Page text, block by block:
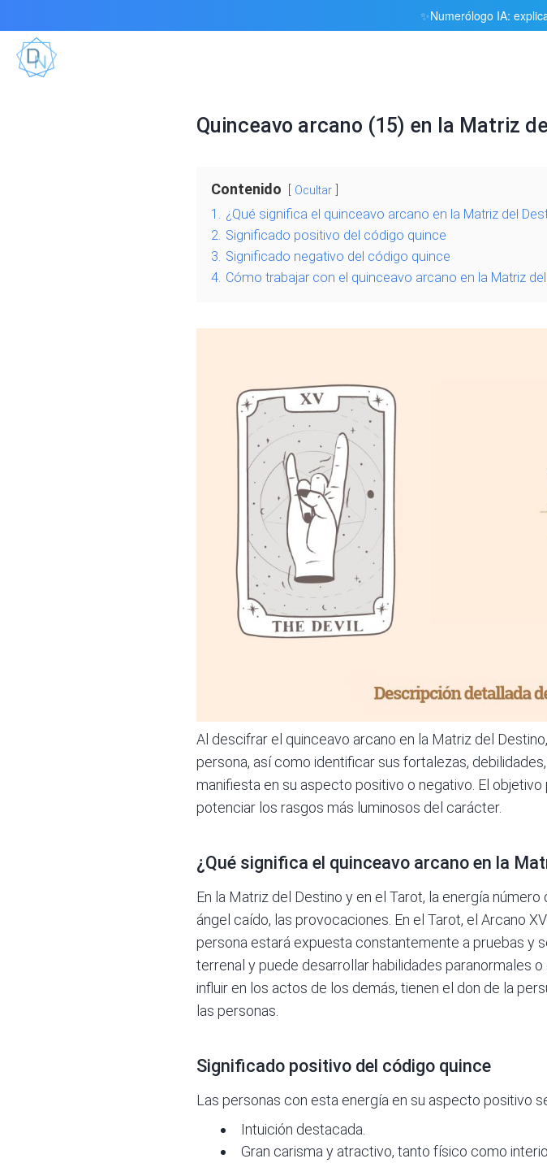
Quinceavo arcano (15) en la Matriz
Contenido Ocultar
1. ¿Qué significa el quinceavo arcano en la Matriz del
2. Significado positivo del código quince
3. Significado negativo del código quince
4. Cómo trabajar con el quinceavo arcano en la Matriz
Al descifrar el quinceavo arcano en la Matriz del
persona, así como identificar sus fortalezas,
manifiesta en su aspecto positivo o negativo. El
potenciar los rasgos más luminosos del carácter.
¿Qué significa el quinceavo arcano en la
En la Matriz del Destino y en el Tarot, la energía
ángel caído, las provocaciones. En el Tarot, el Arcano
persona estará expuesta constantemente a pruebas y
terrenal y puede desarrollar habilidades paranormales
influir en los actos de los demás, tienen el don de la
las personas.
Significado positivo del código quince
Las personas con esta energía en su aspecto positivo
Intuición destacada.
Gran carisma y atractivo, tanto físico como
✨Numerólogo IA: